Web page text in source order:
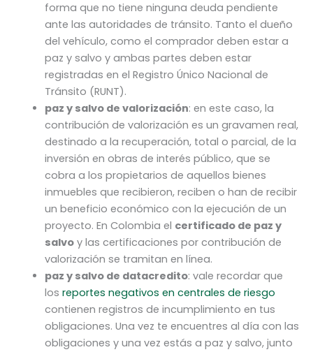
forma que no tiene ninguna deuda pendiente
ante las autoridades de tránsito. Tanto el dueño
del vehículo, como el comprador deben estar a
paz y salvo y ambas partes deben estar
registradas en el Registro Único Nacional de
Tránsito (RUNT).
paz y salvo de valorización: en este caso, la
contribución de valorización es un gravamen real,
destinado a la recuperación, total o parcial, de la
inversión en obras de interés público, que se
cobra a los propietarios de aquellos bienes
inmuebles que recibieron, reciben o han de recibir
un beneficio económico con la ejecución de un
proyecto. En Colombia el certificado de paz y
salvoy las certificaciones por contribución de
valorización se tramitan en línea.
paz y salvo de datacredito: vale recordar que
los reportes negativos en centrales de riesgo
contienen registros de incumplimiento en tus
obligaciones. Una vez te encuentres al día con las
obligaciones y una vez estás a paz y salvo, junto